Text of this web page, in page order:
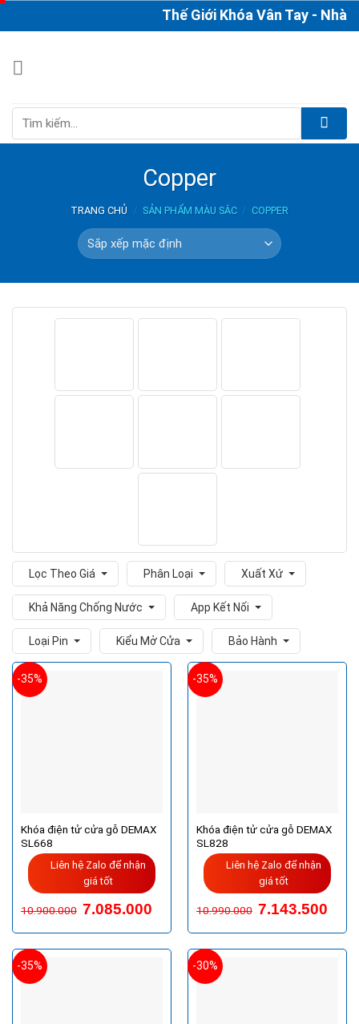
to
Thế Giới Khóa Vân Tay - Nhà
Tìm
Copper
TRANG CHỦ / SẢN PHẨM MÀU SẮC / COPPER
Lọc Theo Giá Phân Loại Xuất Xứ
Khả Năng Chống Nước App Kết Nối
Loại Pin Kiểu Mở Cửa Bảo Hành
-35%
Khóa điện tử cửa gỗ DEMAX
SL668
Liên hệ Zalo để nhận
giá tốt
10.900.000 7.085.000
-35%
Khóa điện tử cửa gỗ DEMAX
SL828
Liên hệ Zalo để nhận
giá tốt
10.990.000 7.143.500
-35% -30%